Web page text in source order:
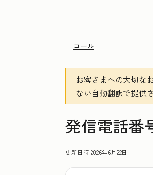
コール
お客さまへの大切な
ない自動翻訳で提供
発信電話番
更新日時2026年6月22日